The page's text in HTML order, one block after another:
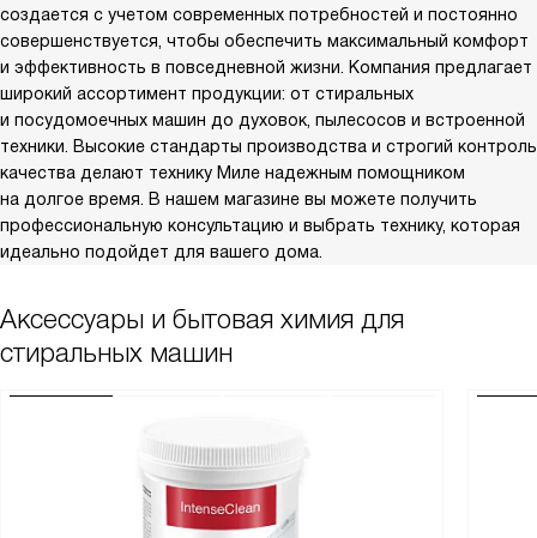
создается с учетом современных потребностей и постоянно
совершенствуется, чтобы обеспечить максимальный комфорт
и эффективность в повседневной жизни. Компания предлагает
широкий ассортимент продукции: от стиральных
и посудомоечных машин до духовок, пылесосов и встроенной
техники. Высокие стандарты производства и строгий контроль
качества делают технику Миле надежным помощником
на долгое время. В нашем магазине вы можете получить
профессиональную консультацию и выбрать технику, которая
идеально подойдет для вашего дома.
Аксессуары и бытовая химия для
стиральных машин